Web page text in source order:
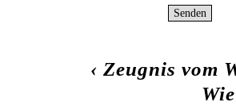
‹Zeugnis vom